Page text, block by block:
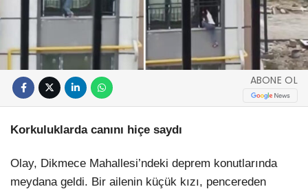
ABONE OL
Korkuluklarda canını hiçe saydı
Olay, Dikmece Mahallesi’ndeki deprem konutlarında
meydana geldi. Bir ailenin küçük kızı, pencereden